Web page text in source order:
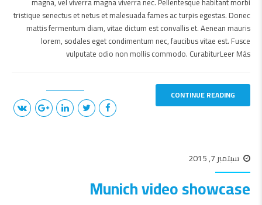
tristique senectus et netus et malesuada fames ac turpis egestas. Donec
mattis fermentum diam, vitae dictum est convallis et. Aenean mauris
lorem, sodales eget condimentum nec, faucibus vitae est. Fusce
vulputate odio non mollis commodo. CurabiturLeer Más
CONTINUE READING
سبتمبر 7, 2015
Munich video showcase